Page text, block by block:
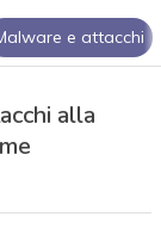
e attacchi
alla